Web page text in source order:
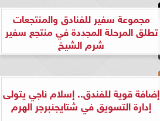
مجموعة سفير للفنادق والمنتجعات
تطلق المرحلة المجددة في منتجع سفير
شرم الشيخ
إضافة قوية للفندق.. إسلام ناجي يتولى
إدارة التسويق في شتايجنبرجر الهرم